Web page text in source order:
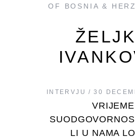
OF BOSNIA &
INTERVJU 30
VRIJEME
LI U NAMA